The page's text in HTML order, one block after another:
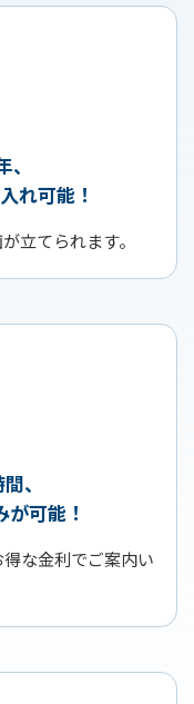
れ可能！
立てられます。
、
可能！
な金利でご案内い